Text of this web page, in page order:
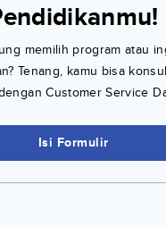
memilih program atau
Tenang, kamu bisa
Customer Service
Isi Formulir